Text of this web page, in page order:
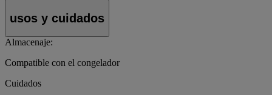
usos y cuidados
Almacenaje:
Compatible con el congelador
Cuidados